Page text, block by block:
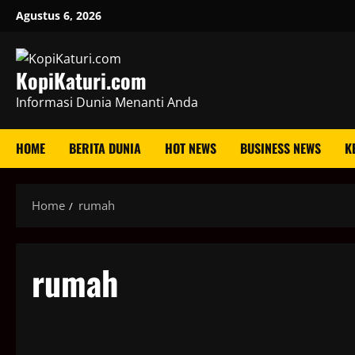
Skip
content
Agustus 6, 2026
KopiKaturi.com
Informasi Dunia Menanti Anda
HOME BERITA DUNIA HOT NEWS BUSINESS NEWS
Home rumah
rumah